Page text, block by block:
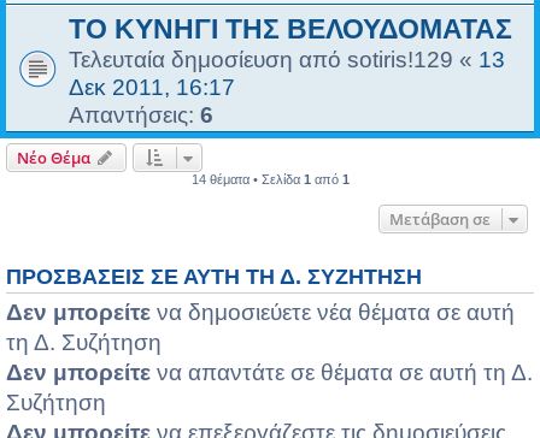
ΤΟ ΚΥΝΗΓΙ ΤΗΣ ΒΕΛΟΥΔΟΜΑΤΑΣ
Τελευταία δημοσίευση από sotiris!129 « 13
Δεκ 2011, 16:17
Απαντήσεις: 6
Νέο Θέμα
14 θέματα • Σελίδα 1 από 1
Μετάβαση σε
ΠΡΟΣΒΆΣΕΙΣ ΣΕ ΑΥΤΉ ΤΗ Δ. ΣΥΖΉΤΗΣΗ
Δεν μπορείτε να δημοσιεύετε νέα θέματα σε αυτή
τη Δ. Συζήτηση
Δεν μπορείτε να απαντάτε σε θέματα σε αυτή τη Δ.
Συζήτηση
Δεν μπορείτε να επεξεργάζεστε τις δημοσιεύσεις